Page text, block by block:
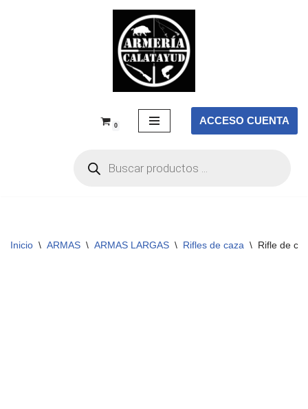
0 ACCESO CUENTA
Inicio \ ARMAS \ ARMAS LARGAS \ Rifles de caza \ Rifle de